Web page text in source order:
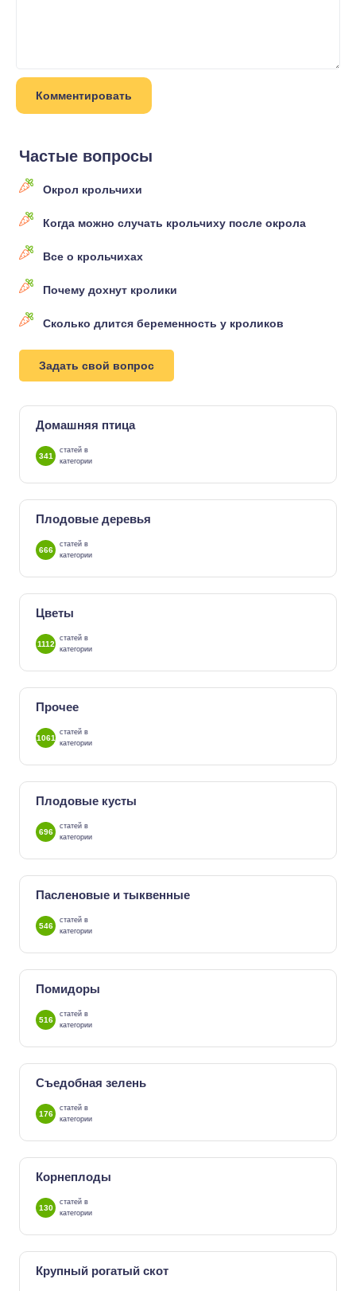
Частые вопросы
Окрол крольчихи
Когда можно случать крольчиху после окрола
Все о крольчихах
Почему дохнут кролики
Сколько длится беременность у кроликов
Задать свой вопрос
Домашняя птица
341
статей в
категории
Плодовые деревья
666
статей в
категории
Цветы
1112
статей в
категории
Прочее
1061
статей в
категории
Плодовые кусты
696
статей в
категории
Пасленовые и тыквенные
546
статей в
категории
Помидоры
516
статей в
категории
Съедобная зелень
176
статей в
категории
Корнеплоды
130
статей в
категории
Крупный рогатый скот